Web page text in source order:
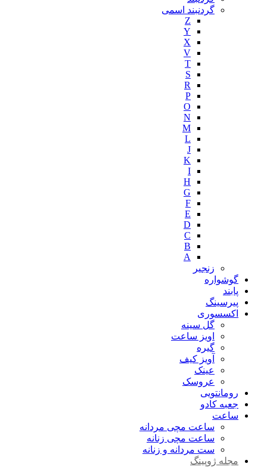
گردنبند اسمی
Z
Y
X
V
T
S
R
P
O
N
M
L
J
K
I
H
G
F
E
D
C
B
A
زنجیر
گوشواره
پابند
پیرسینگ
اکسسوری
گل سینه
اویز ساعت
گیره
آویز کیف
عینک
عروسک
رومانتویی
جعبه کادو
ساعت
ساعت مچی مردانه
ساعت مچی زنانه
ست مردانه و زنانه
مجله ژوپینگ